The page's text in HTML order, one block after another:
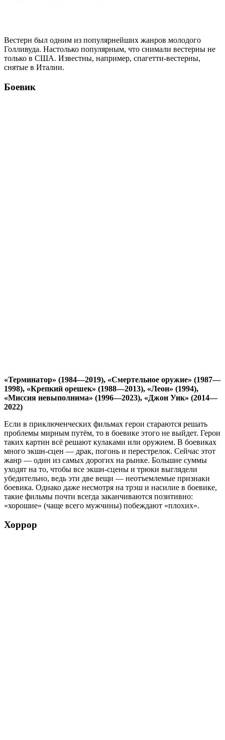
Вестерн был одним из популярнейших жанров молодого
Голливуда. Настолько популярным, что снимали вестерны не
только в США. Известны, например, спагетти-вестерны,
снятые в Италии.
Боевик
«Терминатор» (1984—2019), «Смертельное оружие» (1987—
1998), «Крепкий орешек» (1988—2013), «Леон» (1994),
«Миссия невыполнима» (1996—2023), «Джон Уик» (2014—
2022)
Если в приключенческих фильмах герои стараются решать
проблемы мирным путём, то в боевике этого не выйдет. Герои
таких картин всё решают кулаками или оружием. В боевиках
много экшн-сцен — драк, погонь и перестрелок. Сейчас этот
жанр — один из самых дорогих на рынке. Большие суммы
уходят на то, чтобы все экшн-сцены и трюки выглядели
убедительно, ведь эти две вещи — неотъемлемые признаки
боевика. Однако даже несмотря на трэш и насилие в боевике,
такие фильмы почти всегда заканчиваются позитивно:
«хорошие» (чаще всего мужчины) побеждают «плохих».
Хоррор